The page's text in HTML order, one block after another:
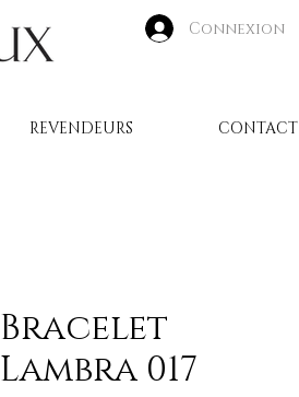
Connexion
REVENDEURS CONTACT
Bracelet
Lambra 017